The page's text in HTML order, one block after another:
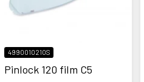
4990010210S
Pinlock 120 film C5